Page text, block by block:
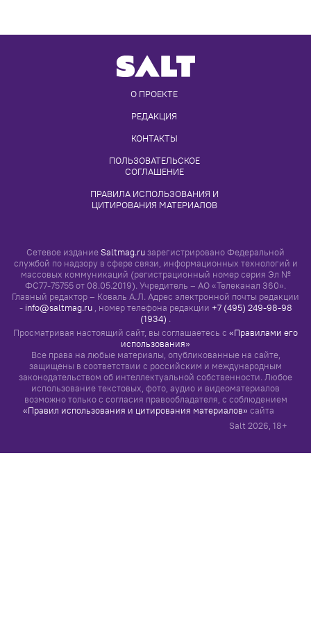
О ПРОЕКТЕ
РЕДАКЦИЯ
КОНТАКТЫ
ПОЛЬЗОВАТЕЛЬСКОЕ
СОГЛАШЕНИЕ
ПРАВИЛА ИСПОЛЬЗОВАНИЯ И
ЦИТИРОВАНИЯ МАТЕРИАЛОВ
Сетевое издание Saltmag.ru зарегистрировано Федеральной
службой по надзору в сфере связи, информационных технологий и
массовых коммуникаций (регистрационный номер серия Эл №
ФС77-75755 от 08.05.2019). Учредитель – АО «Телеканал 360».
Главный редактор – Коваль А.Л. Адрес электронной почты редакции
- info@saltmag.ru, номер телефона редакции +7 (495) 249-98-98
(1934) .
Просматривая настоящий сайт, вы соглашаетесь с «Правилами его
использования»
Все права на любые материалы, опубликованные на сайте,
защищены в соответствии с российским и международным
законодательством об интеллектуальной собственности. Любое
использование текстовых, фото, аудио и видеоматериалов
возможно только с согласия правообладателя, с соблюдением
«Правил использования и цитирования материалов» сайта
Salt 2026 , 18+